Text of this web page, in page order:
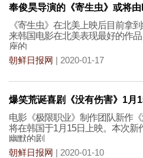
奉俊昊导演的《寄生虫》或将
《寄生虫》在北美上映后目前拿
来韩国电影在北美表现最好的作
座的
朝鲜日报网 | 2020-01-17
爆笑荒诞喜剧《没有伤害》1月
电影《极限职业》制作团队新作
将在韩国于1月15日上映。本次新
幽默的剧
朝鲜日报网 | 2020-01-10